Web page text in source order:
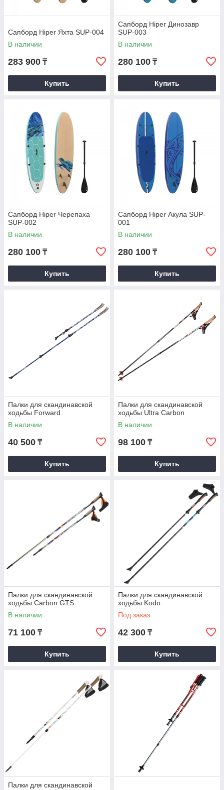
Сапборд Hiper Яхта SUP-004
В наличии
283 900 ₸
Купить
Сапборд Hiper Динозавр
SUP-003
В наличии
280 100 ₸
Купить
Сапборд Hiper Черепаха
SUP-002
В наличии
280 100 ₸
Купить
Сапборд Hiper Акула SUP-
001
В наличии
280 100 ₸
Купить
Палки для скандинавской
ходьбы Forward
В наличии
40 500 ₸
Купить
Палки для скандинавской
ходьбы Ultra Carbon
В наличии
98 100 ₸
Купить
Палки для скандинавской
ходьбы Carbon GTS
В наличии
71 100 ₸
Купить
Палки для скандинавской
ходьбы Kodo
Под заказ
42 300 ₸
Купить
Палки для скандинавской